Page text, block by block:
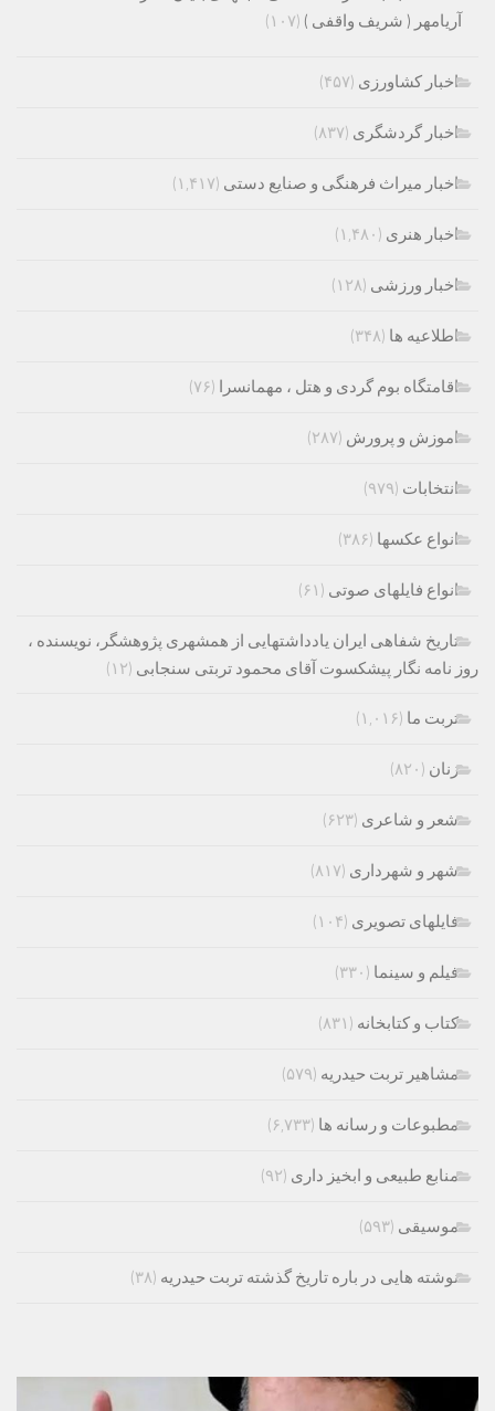
آریامهر ( شریف واقفی ) (۱۰۷)
اخبار کشاورزی (۴۵۷)
اخبار گردشگری (۸۳۷)
اخبار میراث فرهنگی و صنایع دستی (۱,۴۱۷)
اخبار هنری (۱,۴۸۰)
اخبار ورزشی (۱۲۸)
اطلاعیه ها (۳۴۸)
اقامتگاه بوم گردی و هتل ، مهمانسرا (۷۶)
اموزش و پرورش (۲۸۷)
انتخابات (۹۷۹)
انواع عکسها (۳۸۶)
انواع فایلهای صوتی (۶۱)
تاریخ شفاهی ایران یادداشتهایی از همشهری پژوهشگر، نویسنده ،
روز نامه نگار پیشکسوت آقای محمود تربتی سنجابی (۱۲)
تربت ما (۱,۰۱۶)
زنان (۸۲۰)
شعر و شاعری (۶۲۳)
شهر و شهرداری (۸۱۷)
فایلهای تصویری (۱۰۴)
فیلم و سینما (۳۳۰)
کتاب و کتابخانه (۸۳۱)
مشاهیر تربت حیدریه (۵۷۹)
مطبوعات و رسانه ها (۶,۷۳۳)
منابع طبیعی و ابخیز داری (۹۲)
موسیقی (۵۹۳)
نوشته هایی در باره تاریخ گذشته تربت حیدریه (۳۸)